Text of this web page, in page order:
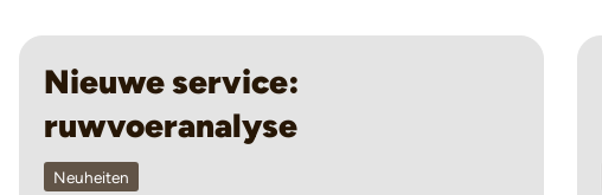
Nieuwe service:
ruwvoeranalyse
Neuheiten